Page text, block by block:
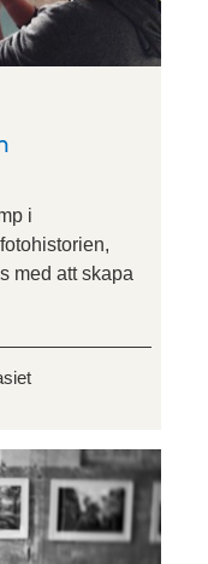
i
med att skapa